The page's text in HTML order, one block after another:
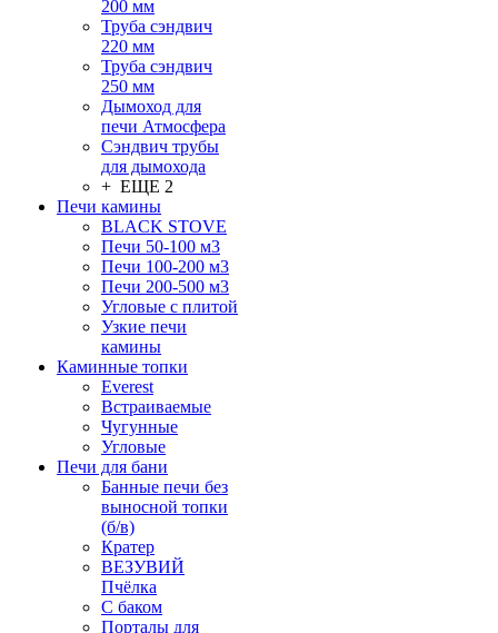
200 мм
Труба сэндвич
220 мм
Труба сэндвич
250 мм
Дымоход для
печи Атмосфера
Сэндвич трубы
для дымохода
+ ЕЩЕ 2
Печи камины
BLACK STOVE
Печи 50-100 м3
Печи 100-200 м3
Печи 200-500 м3
Угловые с плитой
Узкие печи
камины
Каминные топки
Everest
Встраиваемые
Чугунные
Угловые
Печи для бани
Банные печи без
выносной топки
(б/в)
Кратер
ВЕЗУВИЙ
Пчёлка
С баком
Порталы для